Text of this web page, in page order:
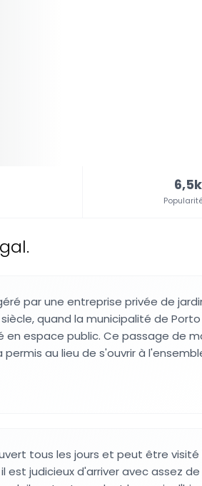
6,5k
par une entreprise privée de
quand la municipalité de
en espace public. Ce passage de
permis au lieu de s'ouvrir à
tous les jours et peut être
est judicieux d'arriver avec assez